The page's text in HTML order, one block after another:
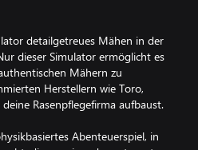
detailgetreues Mähen in der
dieser Simulator ermöglicht es
Mähern zu
Herstellern wie Toro,
Rasenpflegefirma aufbaust.
Abenteuerspiel, in